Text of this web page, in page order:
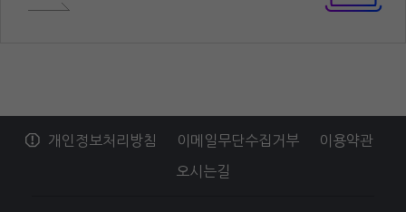
개인정보처리방침 이메일무단수집거부 이용약관
오시는길